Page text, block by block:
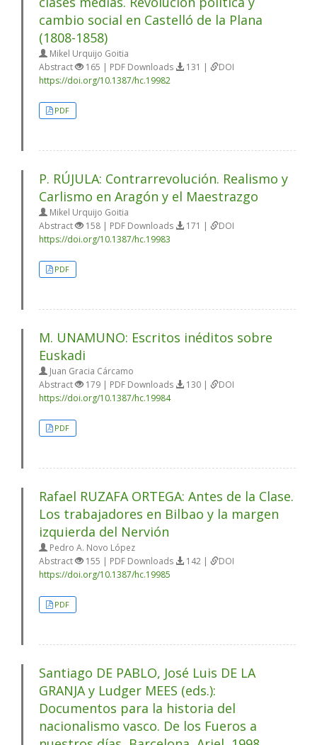
cambio social en Castelló de la Plana
(1808-1858)
Mikel Urquijo Goitia
Abstract
165 | PDF Downloads 131 |
DOI
https://doi.org/10.1387/hc.19982
PDF
P. RÚJULA: Contrarrevolución. Realismo y
Carlismo en Aragón y el Maestrazgo
Mikel Urquijo Goitia
Abstract
158 | PDF Downloads 171 |
DOI
https://doi.org/10.1387/hc.19983
PDF
M. UNAMUNO: Escritos inéditos sobre
Euskadi
Juan Gracia Cárcamo
Abstract
179 | PDF Downloads 130 |
DOI
https://doi.org/10.1387/hc.19984
PDF
Rafael RUZAFA ORTEGA: Antes de la Clase.
Los trabajadores en Bilbao y la margen
izquierda del Nervión
Pedro A. Novo López
Abstract
155 | PDF Downloads 142 |
DOI
https://doi.org/10.1387/hc.19985
PDF
Santiago DE PABLO, José Luis DE LA
GRANJA y Ludger MEES (eds.):
Documentos para la historia del
nacionalismo vasco. De los Fueros a